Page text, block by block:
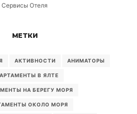
Сервисы Отеля
МЕТКИ
АКТИВНОСТИ АНИМАТОРЫ
В ЯЛТЕ
НА БЕРЕГУ МОРЯ
ОКОЛО МОРЯ